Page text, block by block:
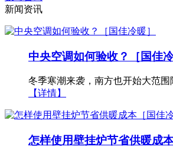
新闻资讯
中央空调如何验收？［国佳冷
冬季寒潮来袭，南方也开始大范
【详情】
怎样使用壁挂炉节省供暖成